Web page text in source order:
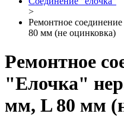
>
Ремонтное
80 мм (не оцинковка)
Ремонтное
"Елочка"
мм, L 80 мм